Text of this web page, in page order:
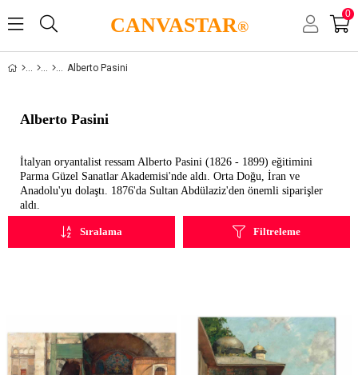
CANVASTAR®
0
Alberto Pasini
Alberto Pasini
İtalyan oryantalist ressam Alberto Pasini (1826 - 1899) eğitimini
Parma Güzel Sanatlar Akademisi'nde aldı. Orta Doğu, İran ve
Anadolu'yu dolaştı. 1876'da Sultan Abdülaziz'den önemli siparişler
aldı.
Filtreleme
Sıralama